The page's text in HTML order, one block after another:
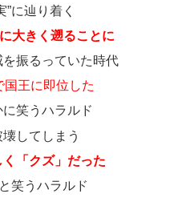
に辿り着く
大きく遡ることに
振るっていた時代
王に即位した
笑うハラルド
してしまう
「クズ」だった
笑うハラルド